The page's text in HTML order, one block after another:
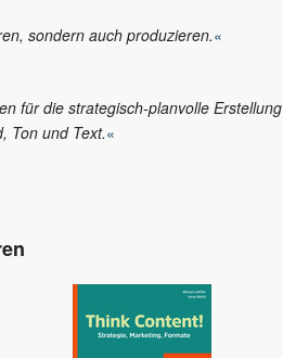
sondern auch produzieren.«
für die strategisch-planvolle Erstellung
Ton und Text.«